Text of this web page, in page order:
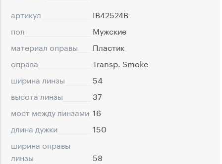
артикул
IB42524B
пол
Мужские
материал оправы
Пластик
оправа
Transp. Smoke
ширина линзы
54
высота линзы
37
мост между линзами 16
длина дужки
150
ширина оправы
линзы
58